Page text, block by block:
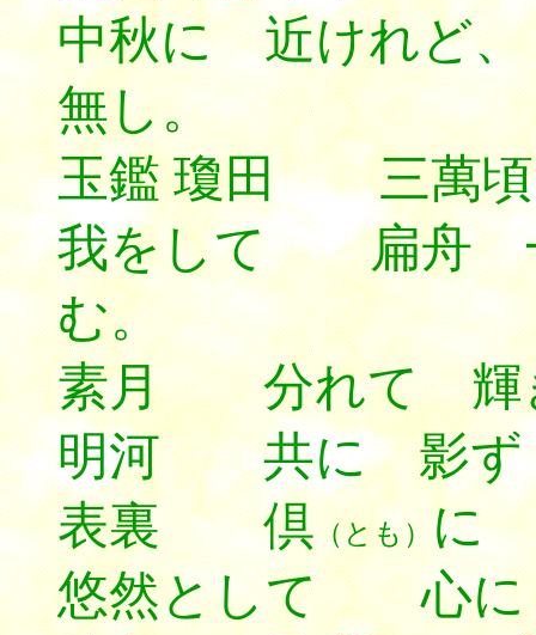
中秋に 近けれど
無し。
玉鑑 瓊田 三萬頃
我をして 扁舟
む。
素月 分れて 輝
明河 共に 影ず
表裏 倶（とも）に
悠然として 心